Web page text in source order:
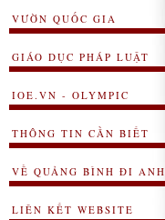
VƯỜN QUỐC GIA
GIÁO DỤC PHÁP LUẬT
IOE.VN - OLYMPIC
THÔNG TIN CẦN BIẾT
VỀ QUẢNG BÌNH ĐI ANH
LIÊN KẾT WEBSITE